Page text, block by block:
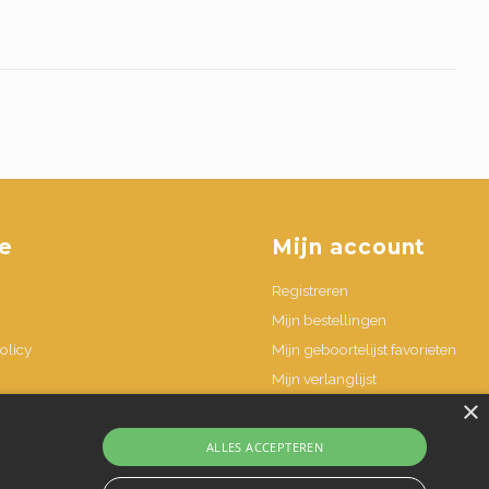
Mijn account
Registreren
Mijn bestellingen
Mijn geboortelijst favorieten
Mijn verlanglijst
×
ALLES ACCEPTEREN